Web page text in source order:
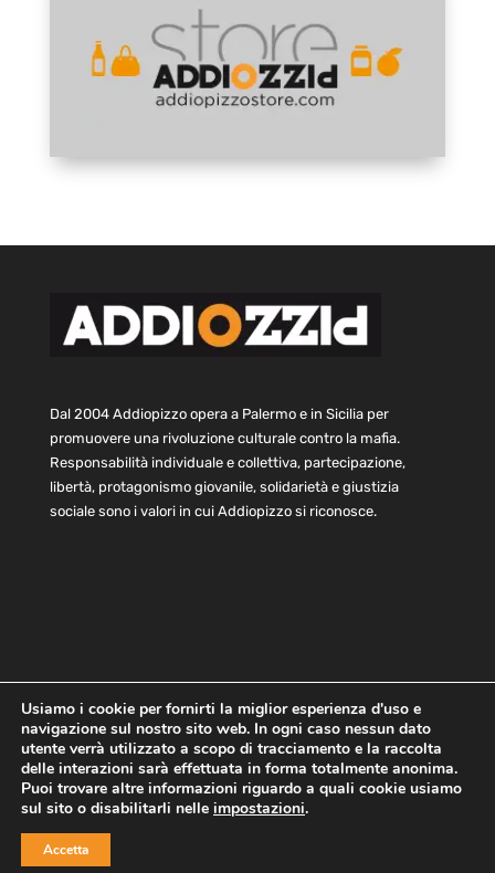
Dal 2004 Addiopizzo opera a Palermo e in Sicilia per
promuovere una rivoluzione culturale contro la mafia.
Responsabilità individuale e collettiva, partecipazione,
libertà, protagonismo giovanile, solidarietà e giustizia
sociale sono i valori in cui Addiopizzo si riconosce.
Home Statuto e bilancio
Contatti
Privacy
Cookie Child Protection Policy
Copyright © 2021 AddioPizzo | Tutti i diritti riservati | Sede
Usiamo i cookie per fornirti la miglior esperienza d'uso e
navigazione sul nostro sito web. In ogni caso nessun dato
utente verrà utilizzato a scopo di tracciamento e la raccolta
delle interazioni sarà effettuata in forma totalmente anonima.
Puoi trovare altre informazioni riguardo a quali cookie usiamo
sul sito o disabilitarli nelle impostazioni.
Accetta